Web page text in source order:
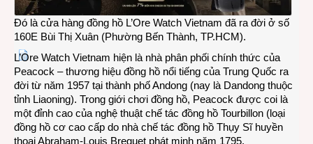
Đó là cửa hàng đồng hồ L’Ore Watch Vietnam đã ra đời ở số
160E Bùi Thị Xuân (Phường Bến Thành, TP.HCM).
L’Ore Watch Vietnam hiện là nhà phân phối chính thức của
Peacock – thương hiệu đồng hồ nổi tiếng của Trung Quốc ra
đời từ năm 1957 tại thành phố Andong (nay là Dandong thuộc
tỉnh Liaoning). Trong giới chơi đồng hồ, Peacock được coi là
một đỉnh cao của nghệ thuật chế tác đồng hồ Tourbillon (loại
đồng hồ cơ cao cấp do nhà chế tác đồng hồ Thụy Sĩ huyền
thoại Abraham-Louis Breguet phát minh năm 1795.